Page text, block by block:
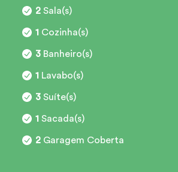
2Sala(s)
1 Cozinha(s)
3Banheiro(s)
1 Lavabo(s)
3Suíte(s)
1 Sacada(s)
2Garagem Coberta